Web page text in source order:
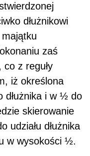
dłużnikowi
zaś
co z reguły
iż określona
dłużnika i w ½ do
skierowanie
udziału dłużnika
w wysokości ½.